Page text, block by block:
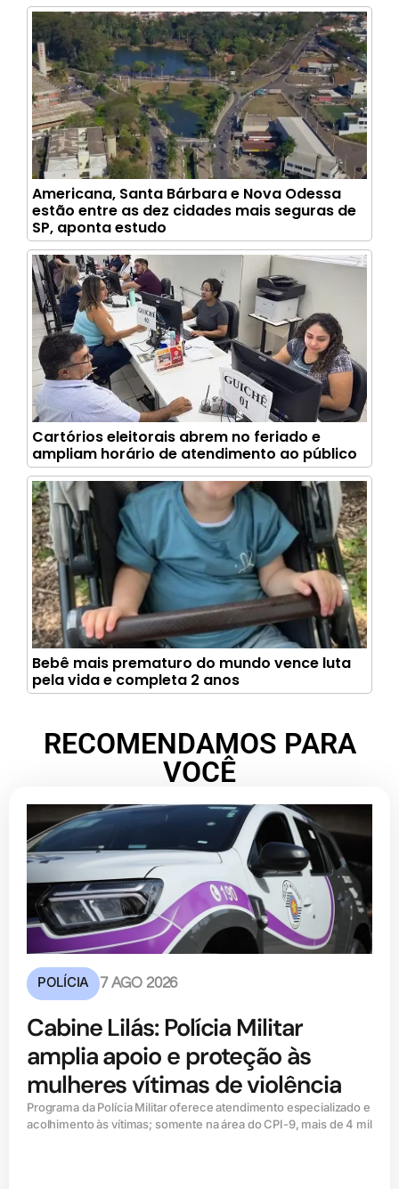
Americana, Santa Bárbara e Nova Odessa
estão entre as dez cidades mais seguras de
SP, aponta estudo
Cartórios eleitorais abrem no feriado e
ampliam horário de atendimento ao público
Bebê mais prematuro do mundo vence luta
pela vida e completa 2 anos
RECOMENDAMOS PARA
VOCÊ
POLÍCIA 7 AGO 2026
Cabine Lilás: Polícia Militar
amplia apoio e proteção às
mulheres vítimas de violência
Programa da Polícia Militar oferece atendimento especializado e
acolhimento às vítimas; somente na área do CPI-9, mais de 4 mil